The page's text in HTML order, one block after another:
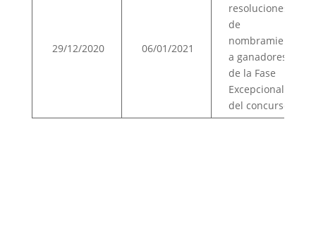
29/12/2020 06/01/2021
resoluciones
de
nombramiento
a ganadores
de la Fase
Excepcional
del concurso.